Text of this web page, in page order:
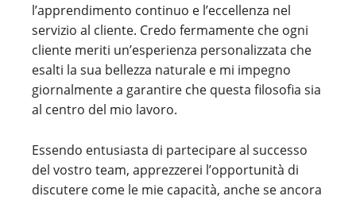
l’apprendimento continuo e l’eccellenza nel
servizio al cliente. Credo fermamente che ogni
cliente meriti un’esperienza personalizzata che
esalti la sua bellezza naturale e mi impegno
giornalmente a garantire che questa filosofia sia
al centro del mio lavoro.
Essendo entusiasta di partecipare al successo
del vostro team, apprezzerei l’opportunità di
discutere come le mie capacità, anche se ancora